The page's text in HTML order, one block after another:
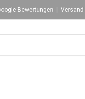
Bewertungen | Versand